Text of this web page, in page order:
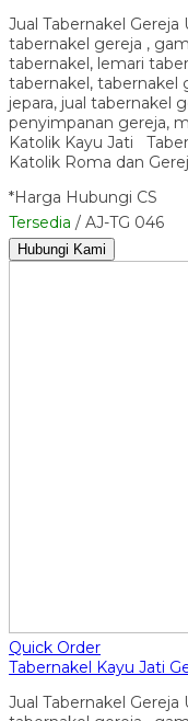
Jual Tabernakel Gereja
tabernakel gereja ,
tabernakel, lemari
tabernakel, tabernakel
jepara, jual tabernakel
penyimpanan gereja,
Katolik Kayu Jati
Katolik Roma dan
*Harga Hubungi CS
Tersedia / AJ-TG 046
Hubungi Kami
Quick Order
Tabernakel Kayu Jati
Jual Tabernakel Gereja